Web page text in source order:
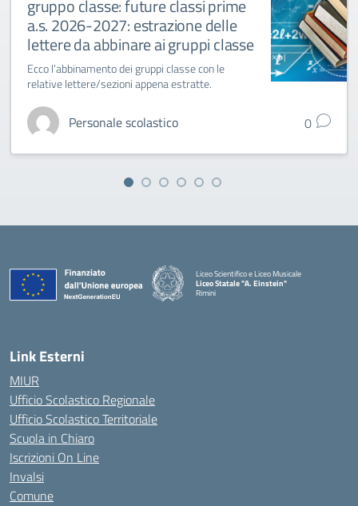
gruppo classe: future classi prime
a.s. 2026-2027: estrazione delle
lettere da abbinare ai gruppi classe
Ecco l’abbinamento dei gruppi classe con le
relative lettere/sezioni appena estratte.
Personale scolastico 0
Liceo Scientifico e Liceo Musicale
Liceo Statale "A. Einstein"
Rimini
Link Esterni
MIUR
Ufficio Scolastico Regionale
Ufficio Scolastico Territoriale
Scuola in Chiaro
Iscrizioni On Line
Invalsi
Comune